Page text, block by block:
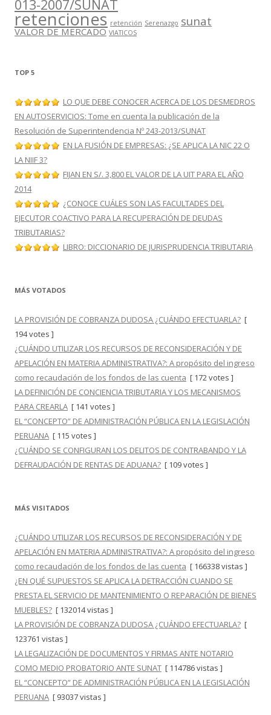
013-2007/SUNAT
retenciones retención Serenazgo sunat
VALOR DE MERCADO VIATICOS
TOP 5
LO QUE DEBE CONOCER ACERCA DE LOS DESMEDROS
EN AUTOSERVICIOS: Tome en cuenta la publicación de la
Resolución de Superintendencia Nº 243-2013/SUNAT
EN LA FUSIÓN DE EMPRESAS: ¿SE APLICA LA NIC 22 O
LA NIIF 3?
FIJAN EN S/. 3,800 EL VALOR DE LA UIT PARA EL AÑO
2014
¿CONOCE CUÁLES SON LAS FACULTADES DEL
EJECUTOR COACTIVO PARA LA RECUPERACIÓN DE DEUDAS
TRIBUTARIAS?
LIBRO: DICCIONARIO DE JURISPRUDENCIA TRIBUTARIA
MÁS VOTADOS
LA PROVISIÓN DE COBRANZA DUDOSA ¿CUÁNDO EFECTUARLA? [
194 votes ]
¿CUÁNDO UTILIZAR LOS RECURSOS DE RECONSIDERACIÓN Y DE
APELACIÓN EN MATERIA ADMINISTRATIVA?: A propósito del ingreso
como recaudación de los fondos de las cuenta [ 172 votes ]
LA DEFINICIÓN DE CONCIENCIA TRIBUTARIA Y LOS MECANISMOS
PARA CREARLA [ 141 votes ]
EL “CONCEPTO” DE ADMINISTRACIÓN PÚBLICA EN LA LEGISLACIÓN
PERUANA [ 115 votes ]
¿CUÁNDO SE CONFIGURAN LOS DELITOS DE CONTRABANDO Y LA
DEFRAUDACIÓN DE RENTAS DE ADUANA? [ 109 votes ]
MÁS VISITADOS
¿CUÁNDO UTILIZAR LOS RECURSOS DE RECONSIDERACIÓN Y DE
APELACIÓN EN MATERIA ADMINISTRATIVA?: A propósito del ingreso
como recaudación de los fondos de las cuenta [ 166338 vistas ]
¿EN QUÉ SUPUESTOS SE APLICA LA DETRACCIÓN CUANDO SE
PRESTA EL SERVICIO DE MANTENIMIENTO O REPARACIÓN DE BIENES
MUEBLES? [ 132014 vistas ]
LA PROVISIÓN DE COBRANZA DUDOSA ¿CUÁNDO EFECTUARLA? [
123761 vistas ]
LA LEGALIZACIÓN DE DOCUMENTOS Y FIRMAS ANTE NOTARIO
COMO MEDIO PROBATORIO ANTE SUNAT [ 114786 vistas ]
EL “CONCEPTO” DE ADMINISTRACIÓN PÚBLICA EN LA LEGISLACIÓN
PERUANA [ 93037 vistas ]